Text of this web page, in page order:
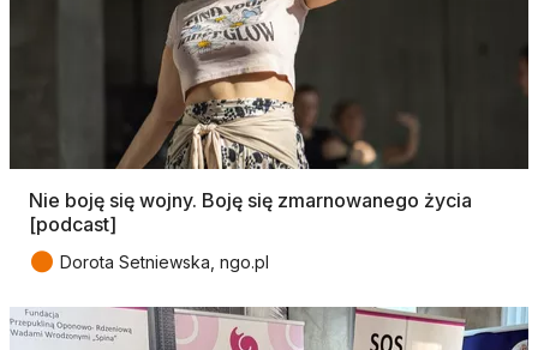
Nie boję się wojny. Boję się zmarnowanego życia
[podcast]
● Dorota Setniewska, ngo.pl